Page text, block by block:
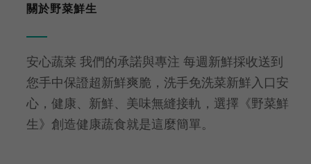
關於野菜鮮生
安心蔬菜 我們的承諾與專注 每週新鮮採收送到
您手中保證超新鮮爽脆，洗手免洗菜新鮮入口安
心，健康、新鮮、美味無縫接軌，選擇《野菜鮮
生》創造健康蔬食就是這麼簡單。